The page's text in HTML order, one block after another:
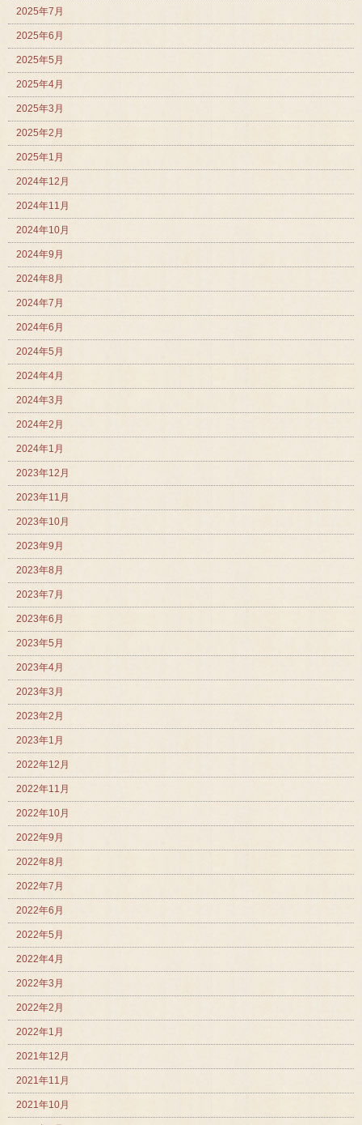
2025年7月
2025年6月
2025年5月
2025年4月
2025年3月
2025年2月
2025年1月
2024年12月
2024年11月
2024年10月
2024年9月
2024年8月
2024年7月
2024年6月
2024年5月
2024年4月
2024年3月
2024年2月
2024年1月
2023年12月
2023年11月
2023年10月
2023年9月
2023年8月
2023年7月
2023年6月
2023年5月
2023年4月
2023年3月
2023年2月
2023年1月
2022年12月
2022年11月
2022年10月
2022年9月
2022年8月
2022年7月
2022年6月
2022年5月
2022年4月
2022年3月
2022年2月
2022年1月
2021年12月
2021年11月
2021年10月